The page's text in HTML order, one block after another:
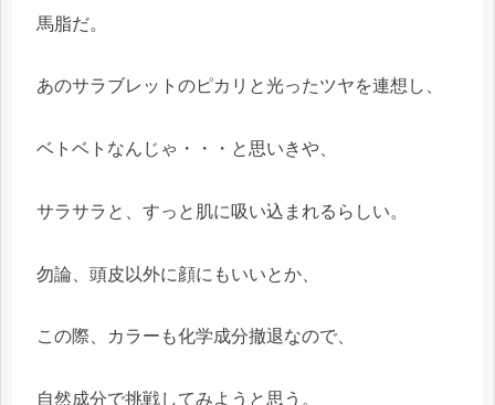
馬脂だ。
あのサラブレットのピカリと光ったツヤを連想し、
ベトベトなんじゃ・・・と思いきや、
サラサラと、すっと肌に吸い込まれるらしい。
勿論、頭皮以外に顔にもいいとか、
この際、カラーも化学成分撤退なので、
自然成分で挑戦してみようと思う。